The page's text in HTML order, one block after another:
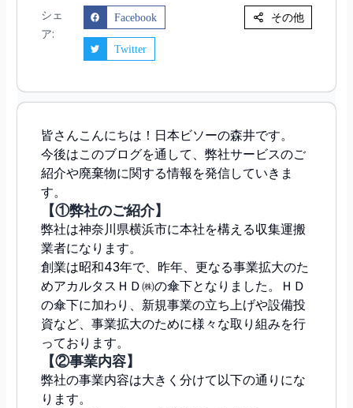
シェ
ア:
Facebook
Twitter
その他
皆さんこんにちは！日本ビソーの森井です。
今後はこのブログを通して、弊社サービスのご
紹介や廃棄物に関する情報を発信していきま
す。
【①弊社のご紹介】
弊社は神奈川県横浜市に本社を構える収集運搬
業者になります。
創業は昭和43年で、昨年、更なる事業拡大のた
めアカルタスＨＤ㈱の傘下となりました。ＨＤ
の傘下に加わり、新規事業の立ち上げや設備投
資など、事業拡大のために様々な取り組みを行
っております。
【②事業内容】
弊社の事業内容は大きく分けて以下の通りにな
ります。